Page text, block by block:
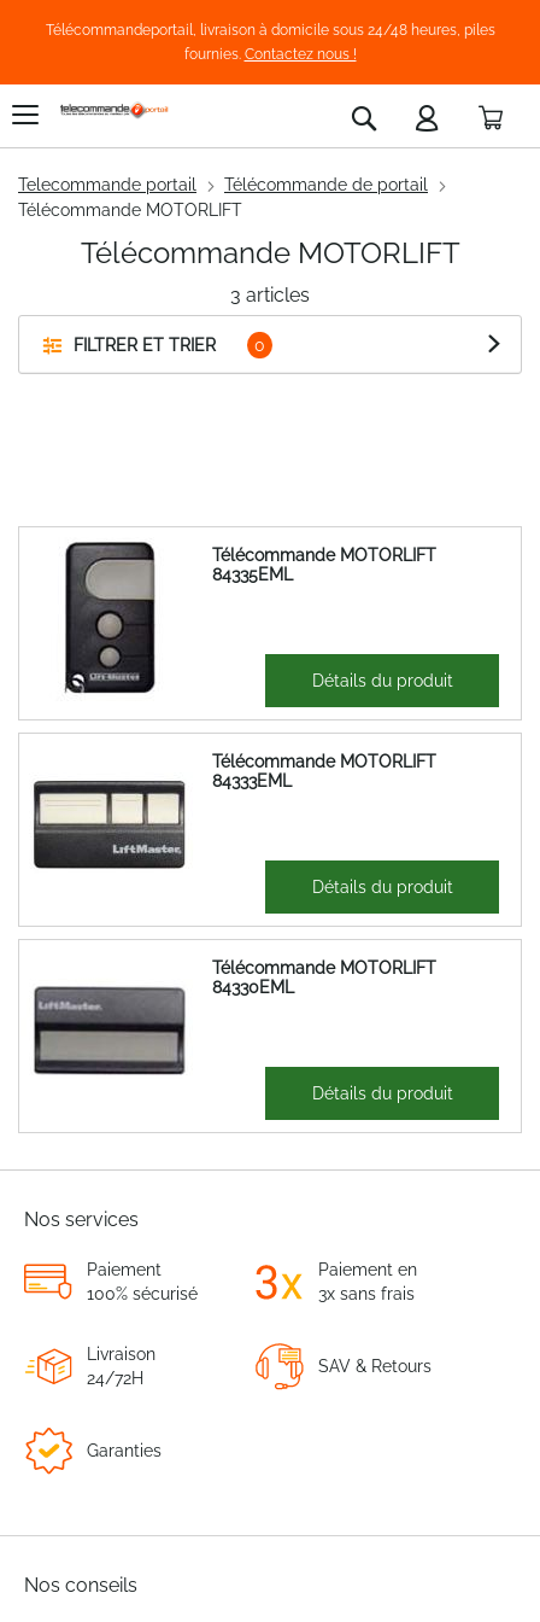
Télécommandeportail, livraison à domicile sous 24/48 heures, piles
fournies. Contactez nous !
Rechercher
Telecommande portail
Télécommande de portail
Télécommande MOTORLIFT
FILTRER ET TRIER
3 articles
Télécommande MOTORLIFT
Télécommande MOTORLIFT
84335EML
40,76 €
33,97 € Détails du produit
Télécommande MOTORLIFT
84333EML
Détails du produit
Télécommande MOTORLIFT
84330EML
Détails du produit
Nos services
Paiement
100% sécurisé
Paiement en
3x sans frais
Livraison
24/72H
SAV & Retours
Garanties
Nos conseils